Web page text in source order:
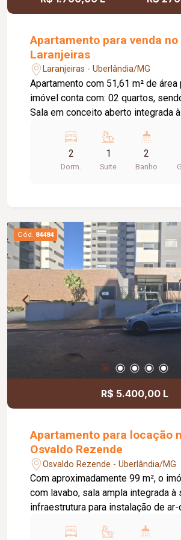
Apartamento para venda
Laranjeiras
Laranjeiras - Uberlândia/MG
Apartamento com 51,61 m² de área
imóvel conta com: 02 quartos,
Sala em conceito aberto integrada
garagem coberta; O condomínio conta com:
Portaria 24 horas; 02 elevadores;
eletrônicos; Interfone; Câmeras de
Bancadas em granito; Ambientes
distribuídos, proporcionando
praticidade. Informações complementares: Área
construída de 70,06 m².
2
Dorm.
1
Suite
2
Banho
Cód. 84484
R$ 5.400,00 L
Apartamento para locação
Osvaldo Rezende
Osvaldo Rezende - Uberlândia/MG
Com aproximadamente 99 m², o
com lavabo, sala ampla integrada à
infraestrutura para instalação de ar-
sacada com cortina de vidro e uma